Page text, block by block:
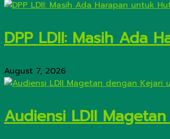
DPP LDII: Masih Ada
August 7, 2026
Audiensi LDII